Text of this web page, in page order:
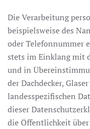
Die Verarbeitung
beispielsweise des
oder Telefonnummer
stets im Einklang mit
und in
der Dachdecker,
landesspezifischen
dieser
die Öffentlichkeit